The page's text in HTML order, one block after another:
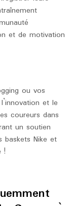
et de motivation
ou vos
et le
coureurs dans
un soutien
baskets Nike et
!